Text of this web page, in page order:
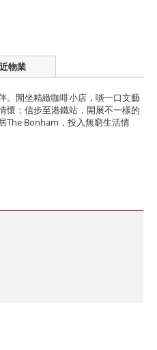
物業
。閒坐精緻咖啡小店，啖一口文藝
懷；信步至港鐵站，開展不一樣的
The Bonham，投入無窮生活情